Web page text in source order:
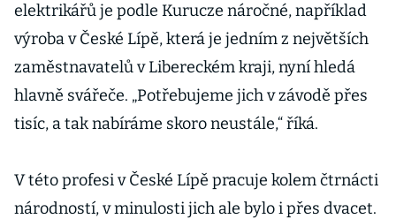
elektrikářů je podle Kurucze náročné, například
výroba v České Lípě, která je jedním z největších
zaměstnavatelů v Libereckém kraji, nyní hledá
hlavně svářeče. „Potřebujeme jich v závodě přes
tisíc, a tak nabíráme skoro neustále,“ říká.
V této profesi v České Lípě pracuje kolem čtrnácti
národností, v minulosti jich ale bylo i přes dvacet.